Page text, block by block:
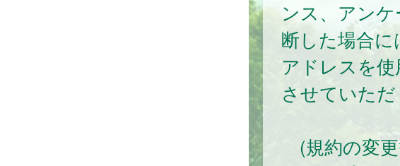
ンス、アン
断した場合
アドレスを
させていただ
(規約の変